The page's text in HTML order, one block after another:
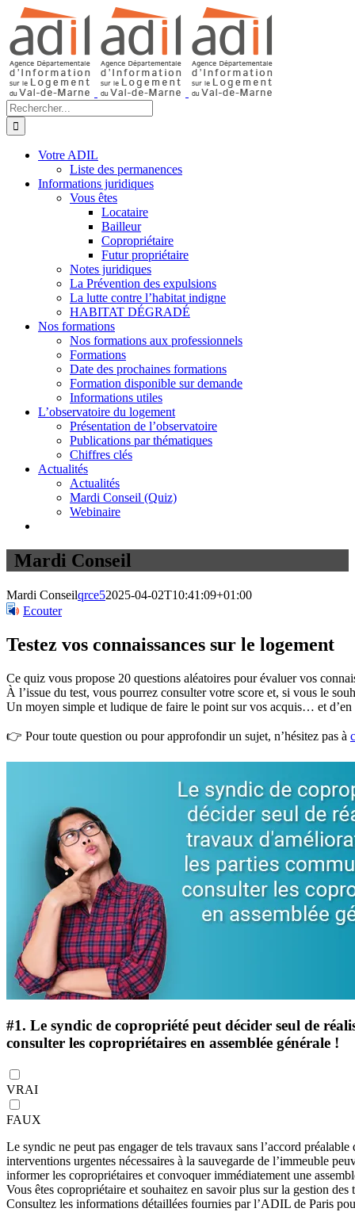
Passer
au
contenu
Rechercher:
Votre ADIL
Liste des permanences
Informations juridiques
Vous êtes
Locataire
Bailleur
Copropriétaire
Futur propriétaire
Notes juridiques
La Prévention des expulsions
La lutte contre l’habitat indigne
HABITAT DÉGRADÉ
Nos formations
Nos formations aux professionnels
Formations
Date des prochaines formations
Formation disponible sur demande
Informations utiles
L’observatoire du logement
Présentation de l’observatoire
Publications par thématiques
Chiffres clés
Actualités
Actualités
Mardi Conseil (Quiz)
Webinaire
Mardi Conseil
Mardi Conseilqrce52025-04-02T10:41:09+01:00
Ecouter
Testez vos connaissances sur le logement
Ce quiz vous propose 20 questions aléatoires pour évaluer vos
À l’issue du test, vous pourrez consulter votre score et, si vous le
Un moyen simple et ludique de faire le point sur vos acquis… et d’en
👉 Pour toute question ou pour approfondir un sujet, n’hésitez pas à
#1. Le syndic de copropriété peut décider seul de
consulter les copropriétaires en assemblée générale !
VRAI
FAUX
Le syndic ne peut pas engager de tels travaux sans l’accord
interventions urgentes nécessaires à la sauvegarde de l’immeuble
informer les copropriétaires et convoquer immédiatement une
Vous êtes copropriétaire et souhaitez en savoir plus sur la gestion
Consultez les informations détaillées fournies par l’ADIL de Paris